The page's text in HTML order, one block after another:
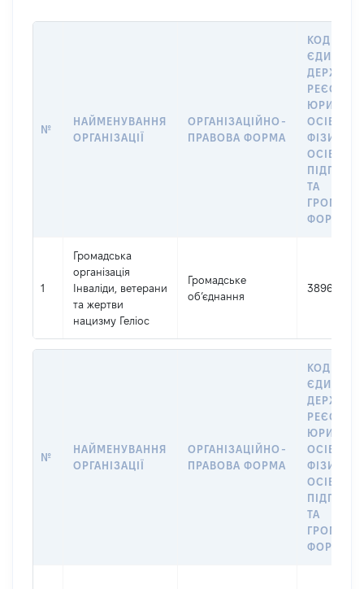
№
НАЙМЕНУВАННЯ
ОРГАНІЗАЦІЇ
ОРГАНІЗАЦІЙНО-
ПРАВОВА ФОРМА
КОД В
РЕЄСТРІ
ОСІБ,
ОСІБ –
ТА
1
Громадська
організація
Інваліди, ветерани
та жертви
нацизму Геліос
Громадське
об’єднання
38962096
№
НАЙМЕНУВАННЯ
ОРГАНІЗАЦІЇ
ОРГАНІЗАЦІЙНО-
ПРАВОВА ФОРМА
КОД В
РЕЄСТРІ
ОСІБ,
ОСІБ –
ТА